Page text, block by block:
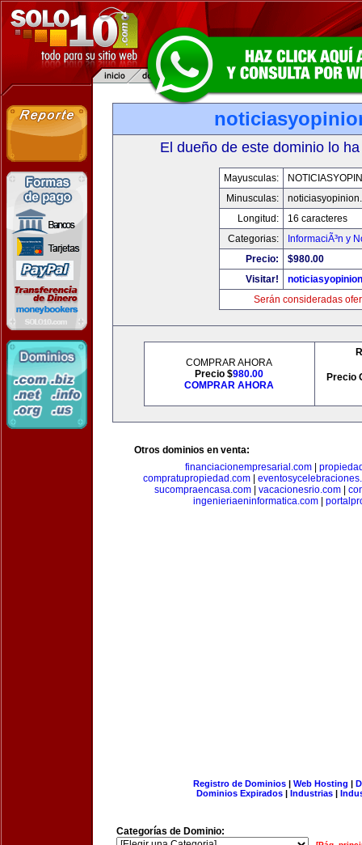
El dueño de este dominio lo
Mayusculas:
Minusculas:
Longitud:
16 caracteres
Categorias:
InformaciÃ³n y
Precio:
$980.00
Visitar!
Serán consideradas
COMPRAR AHORA
Precio $980.00
COMPRAR AHORA
Precio
Otros dominios en venta:
financiacionempresarial.com
compratupropiedad.com
sucompraencasa.com| vacacionesrio.com|
ingenieriaeninformatica.com|
Registro de Dominios| Web Hosting |
Dominios Expirados | Industrias |
Categorías de Dominio: